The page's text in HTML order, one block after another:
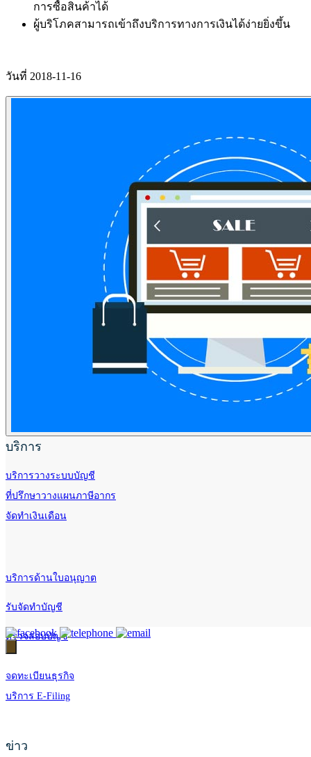
การซื้อสินค้าได้
ผู้บริโภคสามารถเข้าถึงบริการทางการเงินได้ง่ายยิ่งขึ้น
วันที่ 2018-11-16
บริการ
บริการวางระบบบัญชี
ที่ปรึกษาวางแผนภาษีอากร
จัดทำเงินเดือน
บริการด้านใบอนุญาต
รับจัดทำบัญชี
ตรวจสอบบัญชี
จดทะเบียนธุรกิจ
บริการ E-Filing
ข่าว